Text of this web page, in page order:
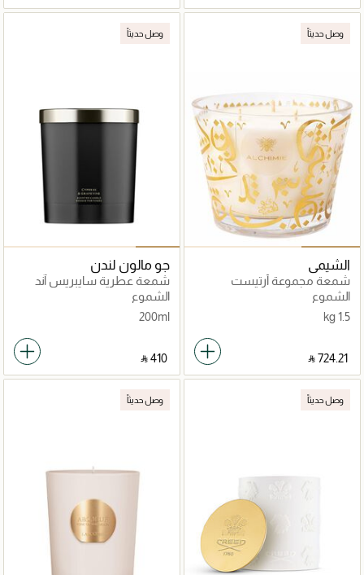
وصل حديثاً
الشيمي
شمعة مجموعة أرتيست
الشموع
1.5 kg
‎ ⃁ ⁦724.21⁩ ‎
وصل حديثاً
جو مالون لندن
شمعة عطرية سايبريس آند
غرايب فاين
الشموع
200ml
‎ ⃁ ⁦410⁩ ‎
وصل حديثاً وصل حديثاً